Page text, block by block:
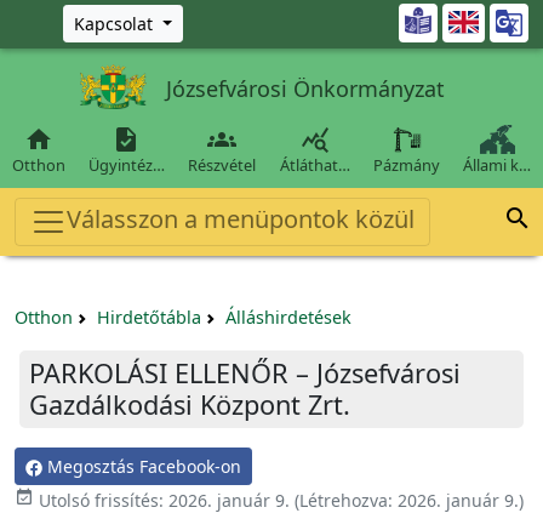
Ugrás a fő tartalomra
Kapcsolat 
Józsefvárosi Önkormányzat

Otthon

Ügyintéz…

Részvétel

Átláthat… Pázmány Állami k…
Válasszon a menüpontok közül 
Otthon Hirdetőtábla Álláshirdetések
PARKOLÁSI ELLENŐR – Józsefvárosi
Gazdálkodási Központ Zrt.
Megosztás Facebook-on
 Utolsó frissítés: 2026. január 9. (Létrehozva: 2026. január 9.)